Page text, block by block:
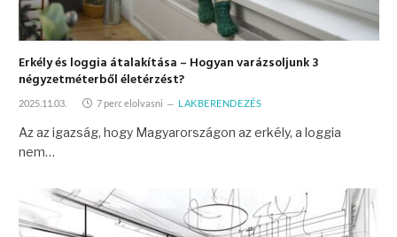
Erkély és loggia átalakítása – Hogyan varázsoljunk 3
négyzetméterből életérzést?
2025.11.03. 7 perc elolvasni LAKBERENDEZÉS
Az az igazság, hogy Magyarországon az erkély, a loggia
nem…